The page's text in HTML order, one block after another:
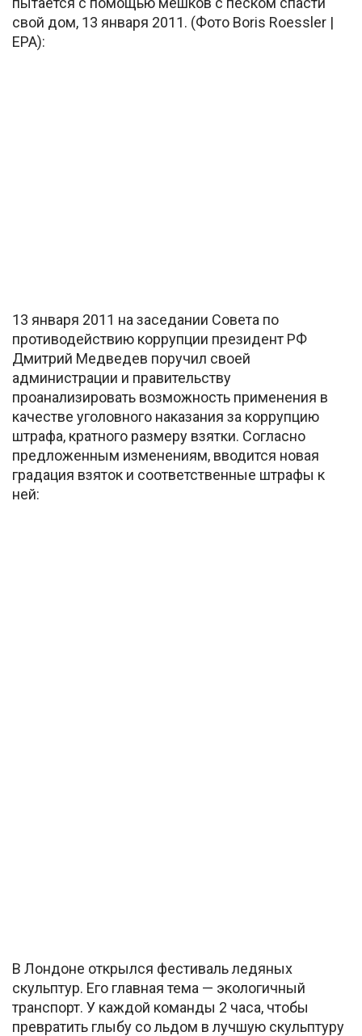
свой дом, 13 января 2011. (Фото Boris Roessler |
EPA):
13 января 2011 на заседании Совета по
противодействию коррупции президент РФ
Дмитрий Медведев поручил своей
администрации и правительству
проанализировать возможность применения в
качестве уголовного наказания за коррупцию
штрафа, кратного размеру взятки. Согласно
предложенным изменениям, вводится новая
градация взяток и соответственные штрафы к
ней:
В Лондоне открылся фестиваль ледяных
скульптур. Его главная тема — экологичный
транспорт. У каждой команды 2 часа, чтобы
превратить глыбу со льдом в лучшую скульптуру